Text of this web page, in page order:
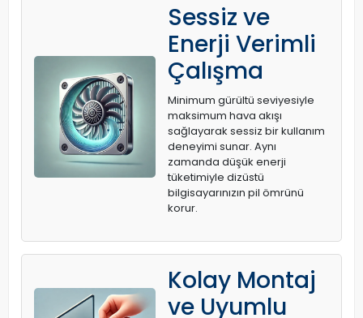
Sessiz ve
Enerji Verimli
Çalışma
Minimum gürültü seviyesiyle
maksimum hava akışı
sağlayarak sessiz bir kullanım
deneyimi sunar. Aynı
zamanda düşük enerji
tüketimiyle dizüstü
bilgisayarınızın pil ömrünü
korur.
Kolay Montaj
ve Uyumlu